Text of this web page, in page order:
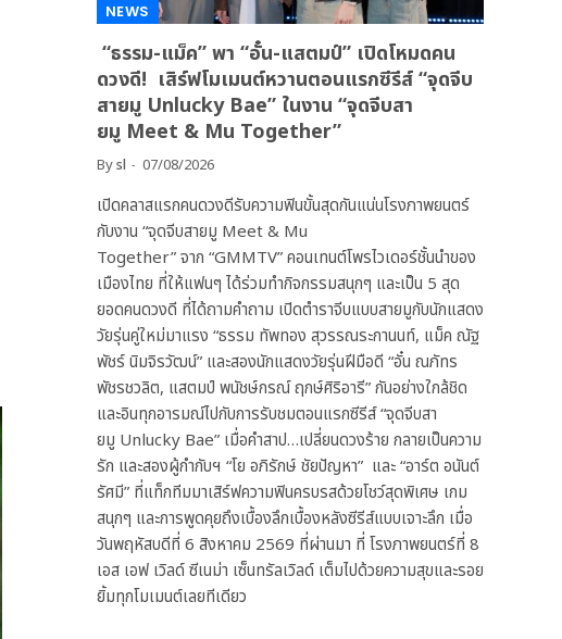
NEWS
“ธรรม-แม็ค” พา “อั๋น-แสตมป์” เปิดโหมดคน
ดวงดี! เสิร์ฟโมเมนต์หวานตอนแรกซีรีส์ “จุดจีบ
สายมู Unlucky Bae” ในงาน “จุดจีบสา
ยมู Meet & Mu Together”
Bysl 07/08/2026
เปิดคลาสแรกคนดวงดีรับความฟินขั้นสุดกันแน่นโรงภาพยนตร์
กับงาน “จุดจีบสายมู Meet & Mu
Together” จาก “GMMTV” คอนเทนต์โพรไวเดอร์ชั้นนำของ
เมืองไทย ที่ให้แฟนๆ ได้ร่วมทำกิจกรรมสนุกๆ และเป็น 5 สุด
ยอดคนดวงดี ที่ได้ถามคำถาม เปิดตำราจีบแบบสายมูกับนักแสดง
วัยรุ่นคู่ใหม่มาแรง “ธรรม ทัพทอง สุวรรณระกานนท์, แม็ค ณัฐ
พัชร์ นิมจิรวัฒน์” และสองนักแสดงวัยรุ่นฝีมือดี “อั๋น ณภัทร
พัชรชวลิต, แสตมป์ พนัชษ์กรณ์ ฤกษ์ศิริอารี” กันอย่างใกล้ชิด
และอินทุกอารมณ์ไปกับการรับชมตอนแรกซีรีส์ “จุดจีบสา
ยมู Unlucky Bae” เมื่อคำสาป…เปลี่ยนดวงร้าย กลายเป็นความ
รัก และสองผู้กำกับฯ “โย อภิรักษ์ ชัยปัญหา” และ “อาร์ต อนันต์
รัศมี” ที่แท็กทีมมาเสิร์ฟความฟินครบรสด้วยโชว์สุดพิเศษ เกม
สนุกๆ และการพูดคุยถึงเบื้องลึกเบื้องหลังซีรีส์แบบเจาะลึก เมื่อ
วันพฤหัสบดีที่ 6 สิงหาคม 2569 ที่ผ่านมา ที่ โรงภาพยนตร์ที่ 8
เอส เอฟ เวิลด์ ซีเนม่า เซ็นทรัลเวิลด์ เต็มไปด้วยความสุขและรอย
ยิ้มทุกโมเมนต์เลยทีเดียว